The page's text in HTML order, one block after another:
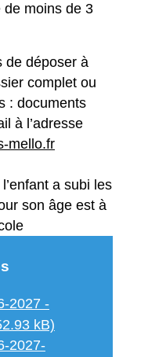
de moins de 3
de déposer à
complet ou
: documents
à l’adresse
mello.fr
a subi les
son âge est à
2027 -
kB)
2027-